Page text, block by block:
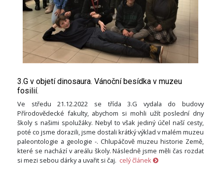
3.G v objetí dinosaura. Vánoční besídka v muzeu
fosilií.
Ve středu 21.12.2022 se třída 3.G vydala do budovy
Přírodovědecké fakulty, abychom si mohli užít poslední dny
školy s našimi spolužáky. Nebyl to však jediný účel naší cesty,
poté co jsme dorazili, jsme dostali krátký výklad v malém muzeu
paleontologie a geologie -. Chlupáčově muzeu historie Země,
které se nachází v areálu školy. Následně jsme měli čas rozdat
si mezi sebou dárky a uvařit si čaj. celý článek